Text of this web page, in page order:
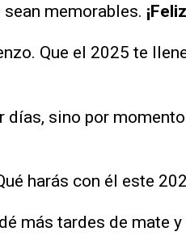
memorables.
Que el 2025 te
días, sino por
harás con él este
más tardes de mate